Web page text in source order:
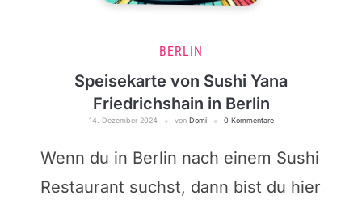
BERLIN
Speisekarte von Sushi Yana
Friedrichshain in Berlin
14. Dezember 2024 von Domi 0 Kommentare
Wenn du in Berlin nach einem Sushi
Restaurant suchst, dann bist du hier